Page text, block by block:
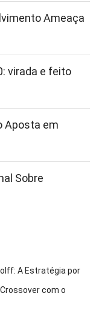
Ameaça
virada e feito
Aposta em
Sobre
A Estratégia por
com o